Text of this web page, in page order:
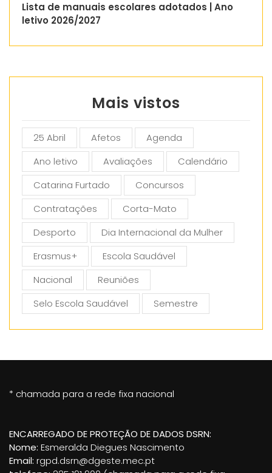
Lista de manuais escolares adotados | Ano
letivo 2026/2027
Mais vistos
25 Abril Afetos
Agenda
Ano letivo
Avaliações
Calendário
Catarina Furtado
Concursos
Contratações
Corta-Mato
Desporto
Dia Internacional da Mulher
Erasmus+
Escola Saudável
Nacional
Reuniões
Selo Escola Saudável
Semestre
* chamada para a rede fixa nacional
ENCARREGADO DE PROTEÇÃO DE DADOS DSRN:
Nome: Esmeralda Diegues Nascimento
Email: rgpd.dsrn@dgeste.mec.pt